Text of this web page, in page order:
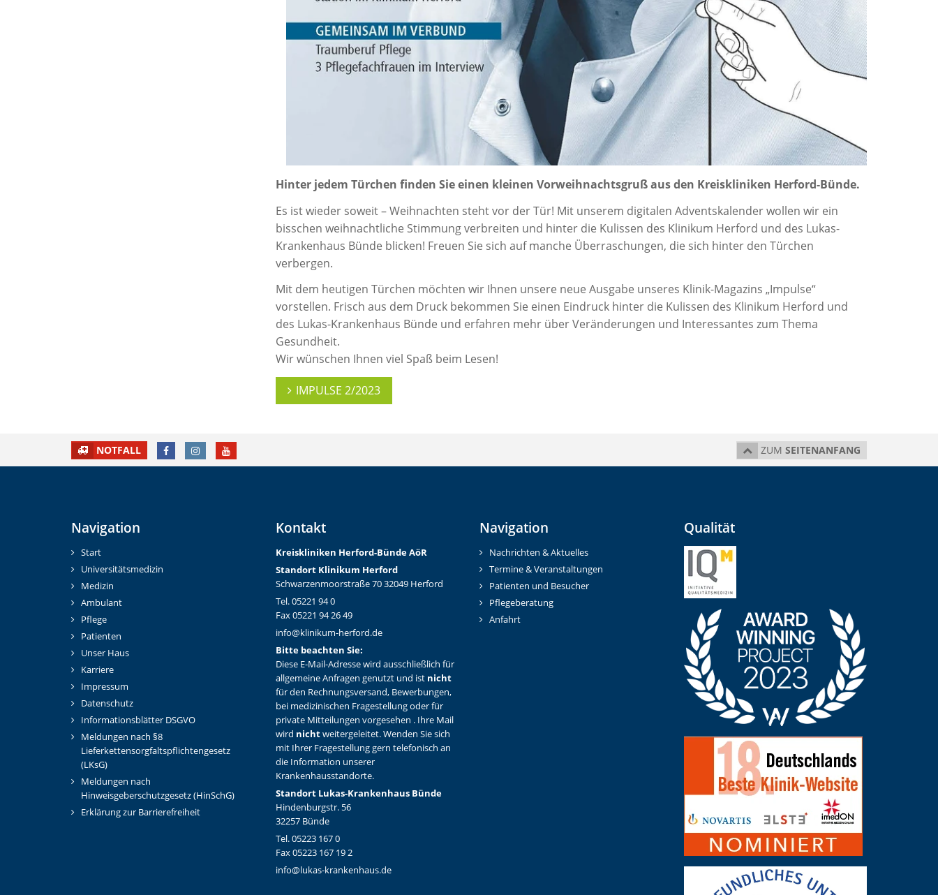
Hinter jedem Türchen finden Sie einen kleinen Vorweihnachtsgruß aus den Kreiskliniken Herford-Bünde.
Es ist wieder soweit – Weihnachten steht vor der Tür! Mit unserem digitalen Adventskalender wollen wir ein
bisschen weihnachtliche Stimmung verbreiten und hinter die Kulissen des Klinikum Herford und des Lukas-
Krankenhaus Bünde blicken! Freuen Sie sich auf manche Überraschungen, die sich hinter den Türchen
verbergen.
Mit dem heutigen Türchen möchten wir Ihnen unsere neue Ausgabe unseres Klinik-Magazins „Impulse“
vorstellen. Frisch aus dem Druck bekommen Sie einen Eindruck hinter die Kulissen des Klinikum Herford und
des Lukas-Krankenhaus Bünde und erfahren mehr über Veränderungen und Interessantes zum Thema
Gesundheit.
Wir wünschen Ihnen viel Spaß beim Lesen!
IMPULSE 2/2023
NOTFALL FACEBOOKINSTAGRAMYOUTUBE ZUM SEITENANFANG
Navigation
Start
Universitätsmedizin
Medizin
Ambulant
Pflege
Patienten
Unser Haus
Karriere
Impressum
Datenschutz
Informationsblätter DSGVO
Meldungen nach §8
Lieferkettensorgfaltspflichtengesetz
(LKsG)
Meldungen nach
Hinweisgeberschutzgesetz (HinSchG)
Erklärung zur Barrierefreiheit
Kontakt
Kreiskliniken Herford-Bünde AöR
Standort Klinikum Herford
Schwarzenmoorstraße 70 32049 Herford
Tel. 05221 94 0
Fax 05221 94 26 49
info@klinikum-herford.de
Bitte beachten Sie:
Diese E-Mail-Adresse wird ausschließlich für
allgemeine Anfragen genutzt und ist nicht
für den Rechnungsversand, Bewerbungen,
bei medizinischen Fragestellung oder für
private Mitteilungen vorgesehen . Ihre Mail
wird nichtweitergeleitet. Wenden Sie sich
mit Ihrer Fragestellung gern telefonisch an
die Information unserer
Krankenhausstandorte.
Standort Lukas-Krankenhaus Bünde
Hindenburgstr. 56
32257 Bünde
Tel. 05223 167 0
Fax 05223 167 19 2
info@lukas-krankenhaus.de
Navigation
Nachrichten & Aktuelles
Termine & Veranstaltungen
Patienten und Besucher
Pflegeberatung
Anfahrt
Qualität